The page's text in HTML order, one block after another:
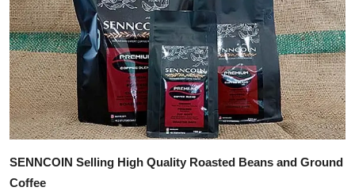
SENNCOIN Selling High Quality Roasted Beans and Ground
Coffee